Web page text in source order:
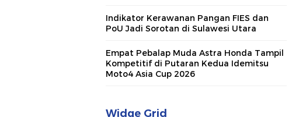
Indikator Kerawanan Pangan FIES dan
PoU Jadi Sorotan di Sulawesi Utara
Empat Pebalap Muda Astra Honda Tampil
Kompetitif di Putaran Kedua Idemitsu
Moto4 Asia Cup 2026
Widge Grid